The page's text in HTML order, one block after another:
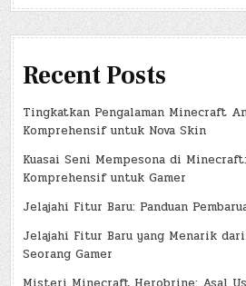
Recent Posts
Tingkatkan Pengalaman Minecraft
Komprehensif untuk Nova Skin
Kuasai Seni Mempesona di
Komprehensif untuk Gamer
Jelajahi Fitur Baru: Panduan
Jelajahi Fitur Baru yang Menarik
Seorang Gamer